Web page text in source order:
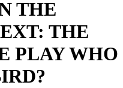
THE
THE
PLAY WHO